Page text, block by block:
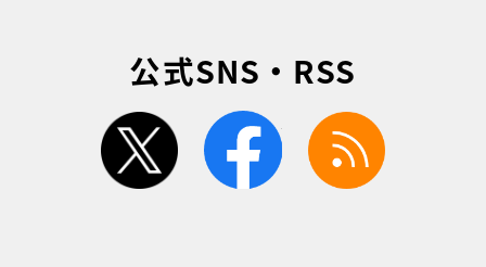
公式SNS・RSS
twitter facebook